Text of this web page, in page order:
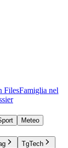
FilesFamiglia nel
Meteo
TgTech